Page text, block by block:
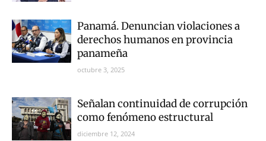
Panamá. Denuncian violaciones a
derechos humanos en provincia
panameña
octubre 3, 2025
Señalan continuidad de corrupción
como fenómeno estructural
diciembre 12, 2024